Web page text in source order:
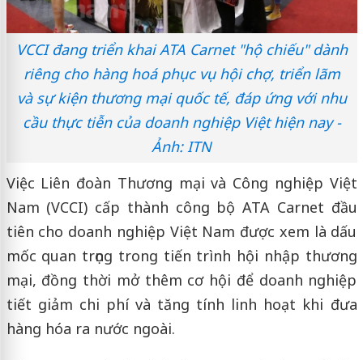
VCCI đang triển khai ATA Carnet "hộ chiếu" dành
riêng cho hàng hoá phục vụ hội chợ, triển lãm
và sự kiện thương mại quốc tế, đáp ứng với nhu
cầu thực tiễn của doanh nghiệp Việt hiện nay -
Ảnh: ITN
Việc Liên đoàn Thương mại và Công nghiệp Việt
Nam (VCCI) cấp thành công bộ ATA Carnet đầu
tiên cho doanh nghiệp Việt Nam được xem là dấu
mốc quan trọng trong tiến trình hội nhập thương
mại, đồng thời mở thêm cơ hội để doanh nghiệp
tiết giảm chi phí và tăng tính linh hoạt khi đưa
hàng hóa ra nước ngoài.